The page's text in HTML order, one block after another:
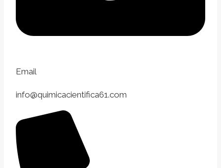
Email
info@quimicacientifica61.com